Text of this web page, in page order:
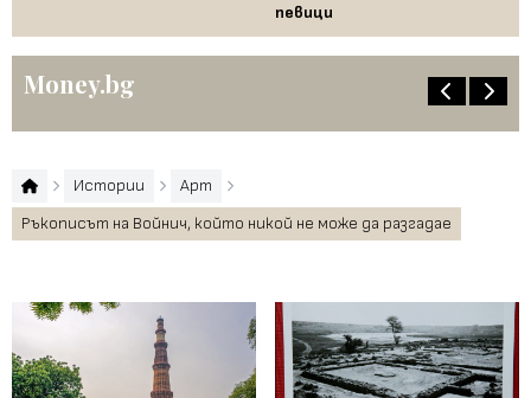
певици
Money.bg
Истории
Арт
Ръкописът на Войнич, който никой не може да разгадае